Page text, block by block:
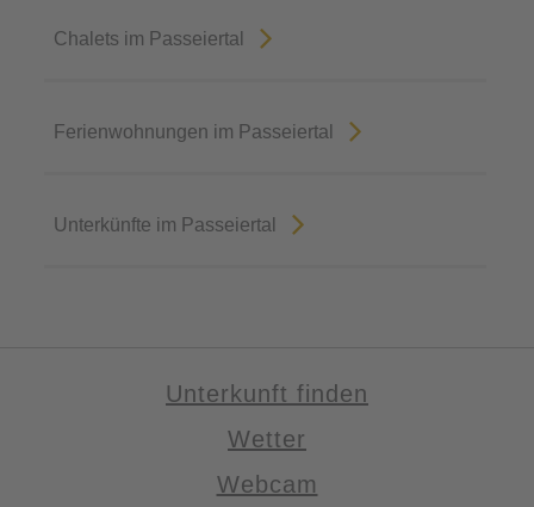
Chalets im Passeiertal
Ferienwohnungen im Passeiertal
Unterkünfte im Passeiertal
Unterkunft finden
Wetter
Webcam